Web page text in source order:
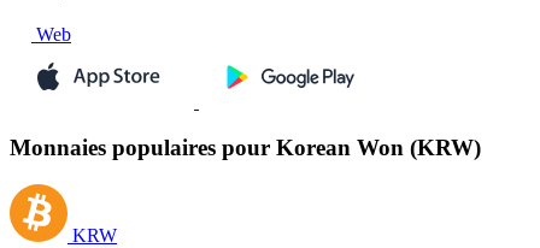
Web
Monnaies populaires pour Korean Won (KRW)
KRW